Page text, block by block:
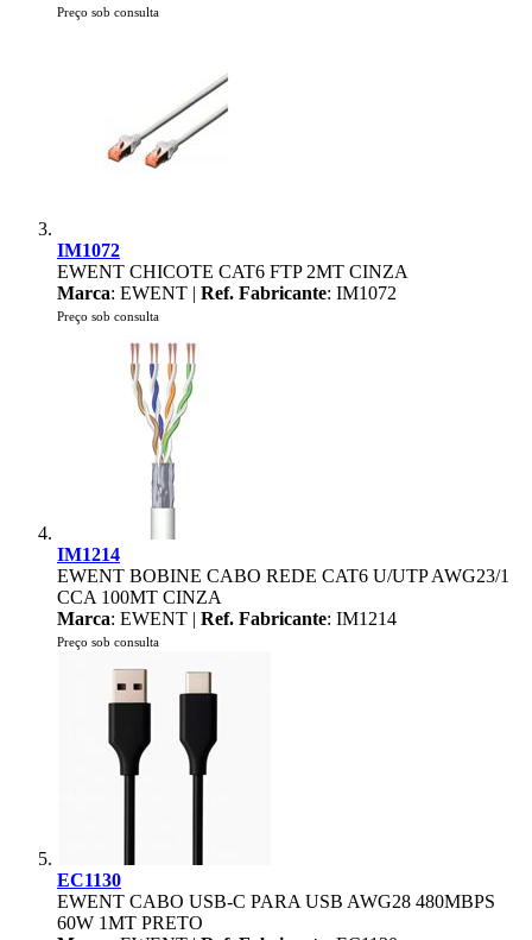
Preço sob consulta
IM1072
EWENT CHICOTE CAT6 FTP 2MT CINZA
Marca: EWENT | Ref. Fabricante: IM1072
Preço sob consulta
IM1214
EWENT BOBINE CABO REDE CAT6 U/UTP AWG23/1
CCA 100MT CINZA
Marca: EWENT | Ref. Fabricante: IM1214
Preço sob consulta
EC1130
EWENT CABO USB-C PARA USB AWG28 480MBPS
60W 1MT PRETO